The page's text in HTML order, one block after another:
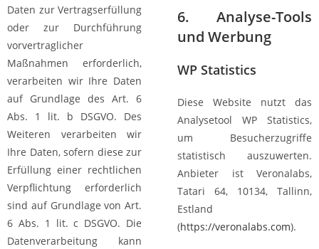
Daten zur Vertragserfüllung
oder zur Durchführung
vorvertraglicher
Maßnahmen erforderlich,
verarbeiten wir Ihre Daten
auf Grundlage des Art. 6
Abs. 1 lit. b DSGVO. Des
Weiteren verarbeiten wir
Ihre Daten, sofern diese zur
Erfüllung einer rechtlichen
Verpflichtung erforderlich
sind auf Grundlage von Art.
6 Abs. 1 lit. c DSGVO. Die
Datenverarbeitung kann
6. Analyse-Tools
und Werbung
WP Statistics
Diese Website nutzt das
Analysetool WP Statistics,
um Besucherzugriffe
statistisch auszuwerten.
Anbieter ist Veronalabs,
Tatari 64, 10134, Tallinn,
Estland
(https://veronalabs.com).